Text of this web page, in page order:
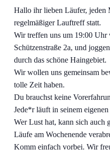
Hallo ihr lieben Läufer, jeden
regelmäßiger Lauftreff statt.
Wir treffen uns um 19:00 Uhr
Schützenstraße 2a, und
durch das schöne Haingebiet.
Wir wollen uns gemeinsam
tolle Zeit haben.
Du brauchst keine
Jede*r läuft in seinem
Wer Lust hat, kann sich auch
Läufe am Wochenende
Komm einfach vorbei. Wir